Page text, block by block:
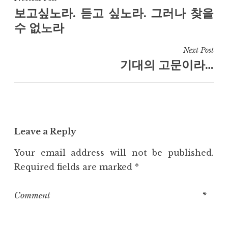
navigation
보고싶노라. 듣고 싶노라. 그러나 찾을
수 없노라
Next Post
기대의 고문이라…
Leave a Reply
Your email address will not be published.
Required fields are marked *
Comment *